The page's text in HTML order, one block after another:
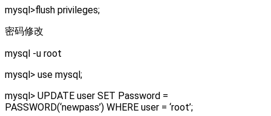
mysql>flush privileges;
密码修改
mysql -u root
mysql> use mysql;
mysql> UPDATE user SET Password =
PASSWORD(‘newpass’) WHERE user = ‘root’;